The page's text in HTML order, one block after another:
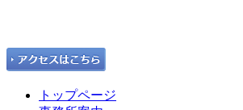
トップページ